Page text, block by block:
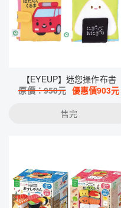
【EYEUP】迷您操作布書
原價：950元 優惠價903元
售完